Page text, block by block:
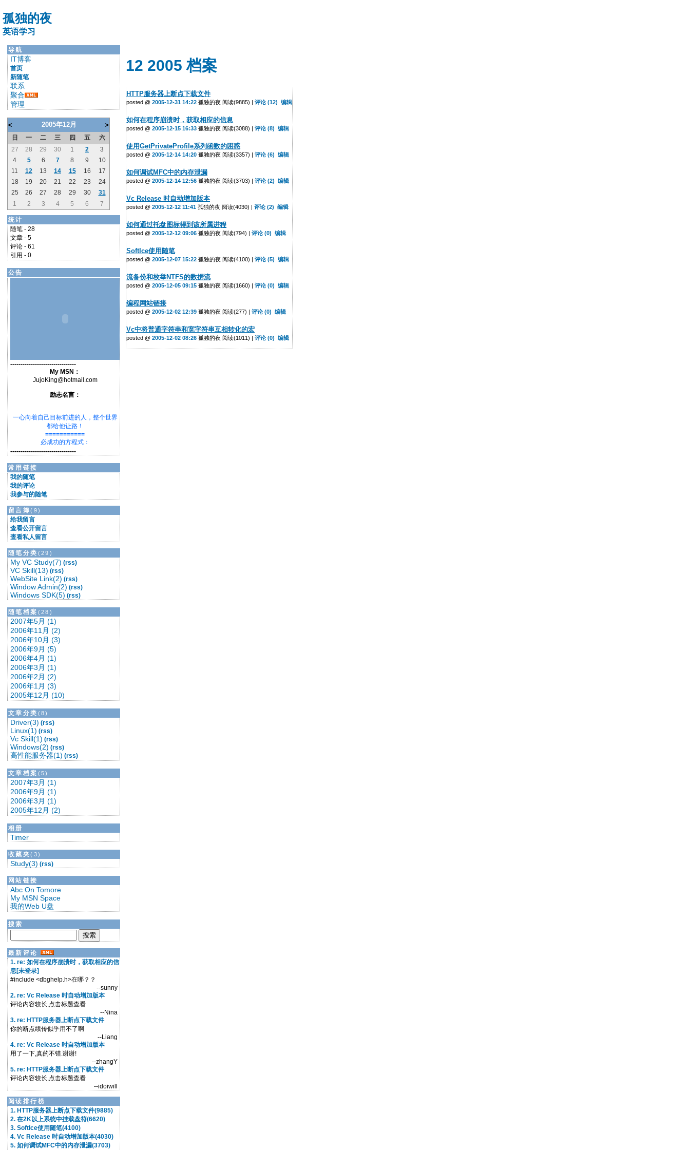
孤独的夜
英语学习
导航
IT博客
首页
新随笔
联系
聚合
管理
< 2005年12月 >
日 一 二 三 四 五
六
27
28 29 30 1 2
3
4
5 6 7 8 9
10
11
12 13 14 15 16
17
18
19 20 21 22 23
24
25
26 27 28 29 30
31
1
2 3 4 5 6 7
统计
随笔 - 28
文章 - 5
评论 - 61
引用 - 0
公告
--------------------------------
My MSN：
JujoKing@hotmail.com
励志名言：
一心向着自己目标前进的人，整个世界
都给他让路！
===========
必成功的方程式：
★要有明确地目标★
★要有详细的计划★
★要立刻采取行动★
★要修正你的行动★
===========
改变能改变的，接受不能改变的。
===========
--------------------------------
常用链接
我的随笔
我的评论
我参与的随笔
留言簿(9)
给我留言
查看公开留言
查看私人留言
随笔分类 (29)
My VC Study(7) (rss)
VC Skill(13) (rss)
WebSite Link(2) (rss)
Window Admin(2) (rss)
Windows SDK(5) (rss)
随笔档案 (28)
2007年5月 (1)
2006年11月 (2)
2006年10月 (3)
2006年9月 (5)
2006年4月 (1)
2006年3月 (1)
2006年2月 (2)
2006年1月 (3)
2005年12月 (10)
文章分类 (8)
Driver(3) (rss)
Linux(1) (rss)
Vc Skill(1) (rss)
Windows(2) (rss)
高性能服务器(1) (rss)
文章档案 (5)
2007年3月 (1)
2006年9月 (1)
2006年3月 (1)
2005年12月 (2)
相册
Timer
收藏夹(3)
Study(3) (rss)
网站链接
Abc On Tomore
My MSN Space
我的Web U盘
搜索
最新评论
1. re: 如何在程序崩溃时，获取相应的信
息[未登录]
#include <dbghelp.h>在哪？？
--sunny
2. re: Vc Release 时自动增加版本
评论内容较长,点击标题查看
--Nina
3. re: HTTP服务器上断点下载文件
你的断点续传似乎用不了啊
--Liang
4. re: Vc Release 时自动增加版本
用了一下,真的不错.谢谢!
--zhangY
5. re: HTTP服务器上断点下载文件
评论内容较长,点击标题查看
--idoiwill
阅读排行榜
1. HTTP服务器上断点下载文件(9885)
2. 在2K以上系统中挂载盘符(6620)
3. SoftIce使用随笔(4100)
4. Vc Release 时自动增加版本(4030)
5. 如何调试MFC中的内存泄漏(3703)
12 2005 档案
HTTP服务器上断点下载文件
posted @ 2005-12-31 14:22 孤独的夜 阅读(9885) | 评论 (12) 编辑
如何在程序崩溃时，获取相应的信息
posted @ 2005-12-15 16:33 孤独的夜 阅读(3088) | 评论 (8) 编辑
使用GetPrivateProfile系列函数的困惑
posted @ 2005-12-14 14:20 孤独的夜 阅读(3357) | 评论 (6) 编辑
如何调试MFC中的内存泄漏
posted @ 2005-12-14 12:56 孤独的夜 阅读(3703) | 评论 (2) 编辑
Vc Release 时自动增加版本
posted @ 2005-12-12 11:41 孤独的夜 阅读(4030) | 评论 (2) 编辑
如何通过托盘图标得到该所属进程
posted @ 2005-12-12 09:06 孤独的夜 阅读(794) | 评论 (0) 编辑
SoftIce使用随笔
posted @ 2005-12-07 15:22 孤独的夜 阅读(4100) | 评论 (5) 编辑
流备份和枚举NTFS的数据流
posted @ 2005-12-05 09:15 孤独的夜 阅读(1660) | 评论 (0) 编辑
编程网站链接
posted @ 2005-12-02 12:39 孤独的夜 阅读(277) | 评论 (0) 编辑
Vc中将普通字符串和宽字符串互相转化的宏
posted @ 2005-12-02 08:26 孤独的夜 阅读(1011) | 评论 (0) 编辑